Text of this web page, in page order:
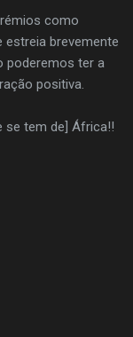
como
brevemente
poderemos ter a
positiva.
se tem de] África!!